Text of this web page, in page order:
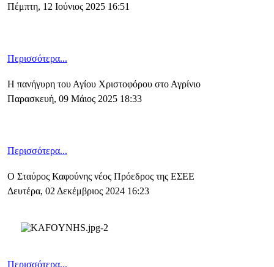
Πέμπτη, 12 Ιούνιος 2025 16:51
Περισσότερα...
Η πανήγυρη του Αγίου Χριστοφόρου στο Αγρίνιο
Παρασκευή, 09 Μάιος 2025 18:33
Περισσότερα...
Ο Σταύρος Καφούνης νέος Πρόεδρος της ΕΣΕΕ
Δευτέρα, 02 Δεκέμβριος 2024 16:23
Περισσότερα...